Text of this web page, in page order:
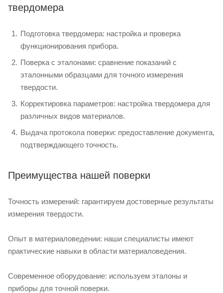
твердомера
Подготовка твердомера: настройка и проверка
функционирования прибора.
Поверка с эталонами: сравнение показаний с
эталонными образцами для точного измерения
твердости.
Корректировка параметров: настройка твердомера для
различных видов материалов.
Выдача протокола поверки: предоставление документа,
подтверждающего точность.
Преимущества нашей поверки
Точность измерений: гарантируем достоверные результаты
измерения твердости.
Опыт в материаловедении: наши специалисты имеют
практические навыки в области материаловедения.
Современное оборудование: используем эталоны и
приборы для точной поверки.